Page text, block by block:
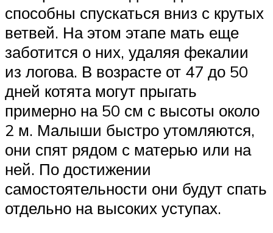
способны спускаться вниз с крутых
ветвей. На этом этапе мать еще
заботится о них, удаляя фекалии
из логова. В возрасте от 47 до 50
дней котята могут прыгать
примерно на 50 см с высоты около
2 м. Малыши быстро утомляются,
они спят рядом с матерью или на
ней. По достижении
самостоятельности они будут спать
отдельно на высоких уступах.